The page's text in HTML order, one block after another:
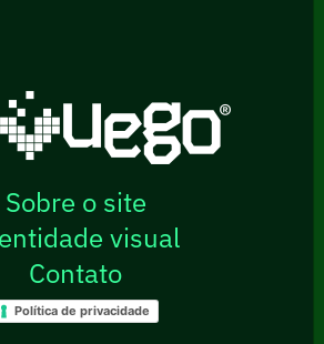
Sobre o site
visual
Contato
Política de privacidade